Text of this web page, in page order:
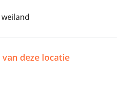
deze locatie